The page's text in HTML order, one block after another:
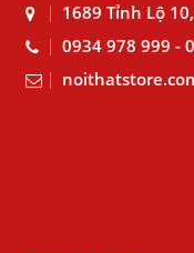
1689 Tỉnh Lộ 10,
0934 978 999 -